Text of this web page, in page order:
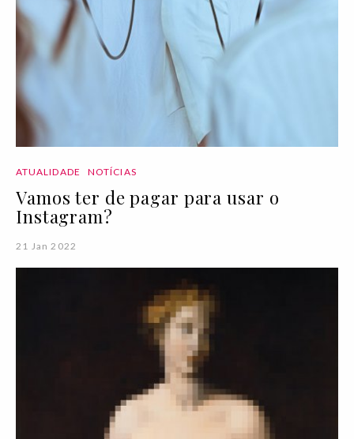
ATUALIDADE NOTÍCIAS
Vamos ter de pagar para usar o
Instagram?
21 Jan 2022